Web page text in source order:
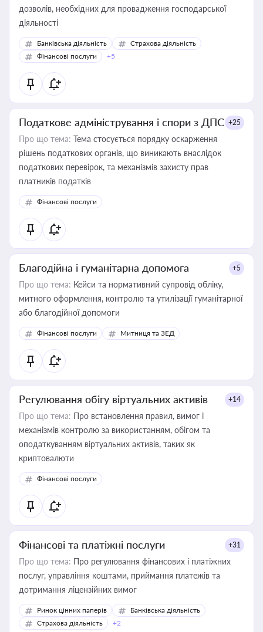
дозволів, необхідних для провадження господарської
діяльності
Банківська діяльність
Страхова діяльність
Фінансові послуги
+5
Податкове адміністрування і спори з ДПС +25
Про що тема: Тема стосується порядку оскарження
рішень податкових органів, що виникають внаслідок
податкових перевірок, та механізмів захисту прав
платників податків
Фінансові послуги
Благодійна і гуманітарна допомога +5
Про що тема: Кейси та нормативний супровід обліку,
митного оформлення, контролю та утилізації гуманітарної
або благодійної допомоги
Фінансові послуги Митниця та ЗЕД
Регулювання обігу віртуальних активів +14
Про що тема: Про встановлення правил, вимог і
механізмів контролю за використанням, обігом та
оподаткуванням віртуальних активів, таких як
криптовалюти
Фінансові послуги
Фінансові та платіжні послуги +31
Про що тема: Про регулювання фінансових і платіжних
послуг, управління коштами, приймання платежів та
дотримання ліцензійних вимог
Ринок цінних паперів
Банківська діяльність
Страхова діяльність
+2